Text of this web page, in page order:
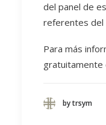
del panel de
referentes del
Para más
gratuitamente
by trsym